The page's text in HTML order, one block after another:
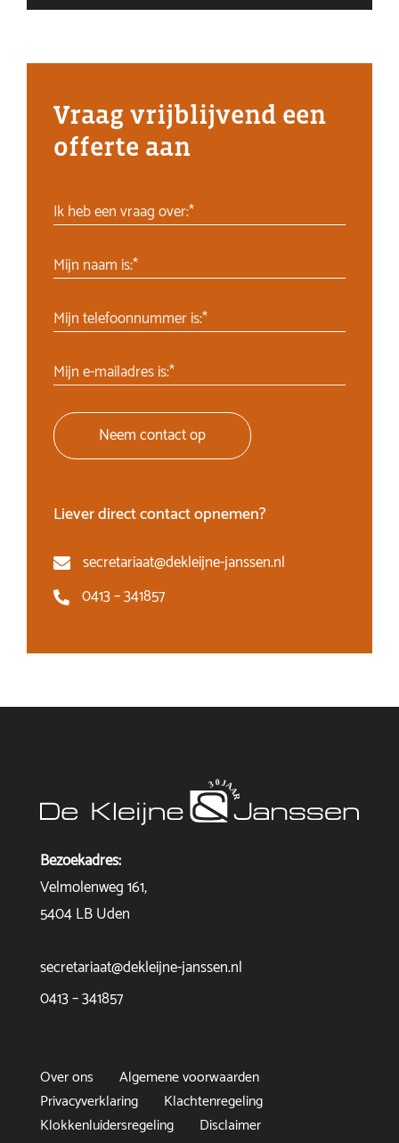
Vraag vrijblijvend een
offerte aan
Ik heb een vraag over:*
Mijn naam is:*
Mijn telefoonnummer is:*
Mijn e-mailadres is:*
Neem contact op
Liever direct contact opnemen?
secretariaat@dekleijne-janssen.nl
0413 – 341857
Bezoekadres:
Velmolenweg 161,
5404 LB Uden
secretariaat@dekleijne-janssen.nl
0413 – 341857
Over ons
Algemene voorwaarden
Privacyverklaring
Klachtenregeling
Klokkenluidersregeling
Disclaimer